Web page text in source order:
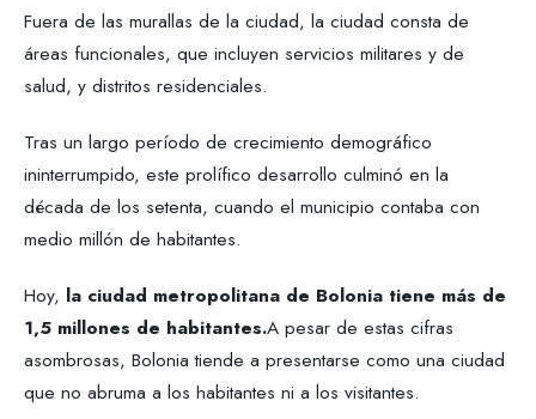
Fuera de las murallas de la ciudad, la ciudad consta de
áreas funcionales, que incluyen servicios militares y de
salud, y distritos residenciales.
Tras un largo período de crecimiento demográfico
ininterrumpido, este prolífico desarrollo culminó en la
década de los setenta, cuando el municipio contaba con
medio millón de habitantes.
Hoy, la ciudad metropolitana de Bolonia tiene más de
1,5 millones de habitantes.A pesar de estas cifras
asombrosas, Bolonia tiende a presentarse como una ciudad
que no abruma a los habitantes ni a los visitantes.